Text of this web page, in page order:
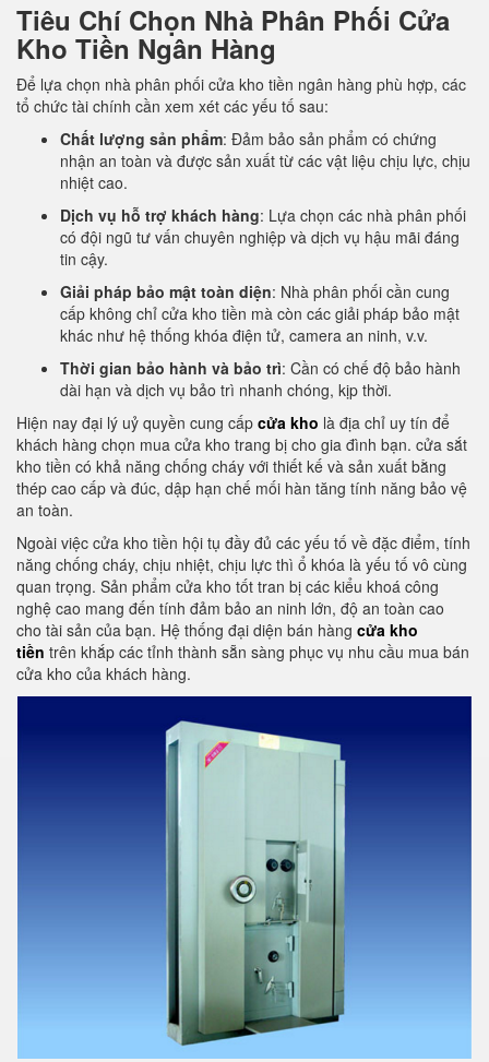
Tiêu Chí Chọn Nhà Phân Phối Cửa
Kho Tiền Ngân Hàng
Để lựa chọn nhà phân phối cửa kho tiền ngân hàng phù hợp, các
tổ chức tài chính cần xem xét các yếu tố sau:
Chất lượng sản phẩm: Đảm bảo sản phẩm có chứng
nhận an toàn và được sản xuất từ các vật liệu chịu lực, chịu
nhiệt cao.
Dịch vụ hỗ trợ khách hàng: Lựa chọn các nhà phân phối
có đội ngũ tư vấn chuyên nghiệp và dịch vụ hậu mãi đáng
tin cậy.
Giải pháp bảo mật toàn diện: Nhà phân phối cần cung
cấp không chỉ cửa kho tiền mà còn các giải pháp bảo mật
khác như hệ thống khóa điện tử, camera an ninh, v.v.
Thời gian bảo hành và bảo trì: Cần có chế độ bảo hành
dài hạn và dịch vụ bảo trì nhanh chóng, kịp thời.
Hiện nay đại lý uỷ quyền cung cấp cửa kho là địa chỉ uy tín để
khách hàng chọn mua cửa kho trang bị cho gia đình bạn. cửa sắt
kho tiền có khả năng chống cháy với thiết kế và sản xuất bằng
thép cao cấp và đúc, dập hạn chế mối hàn tăng tính năng bảo vệ
an toàn.
Ngoài việc cửa kho tiền hội tụ đầy đủ các yếu tố về đặc điểm, tính
năng chống cháy, chịu nhiệt, chịu lực thì ổ khóa là yếu tố vô cùng
quan trọng. Sản phẩm cửa kho tốt tran bị các kiểu khoá công
nghệ cao mang đến tính đảm bảo an ninh lớn, độ an toàn cao
cho tài sản của bạn. Hệ thống đại diện bán hàng cửa kho
tiền trên khắp các tỉnh thành sẵn sàng phục vụ nhu cầu mua bán
cửa kho của khách hàng.